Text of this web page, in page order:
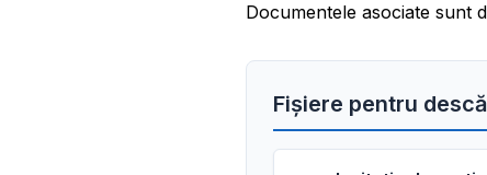
Documentele asociate sunt
Fișiere pentru